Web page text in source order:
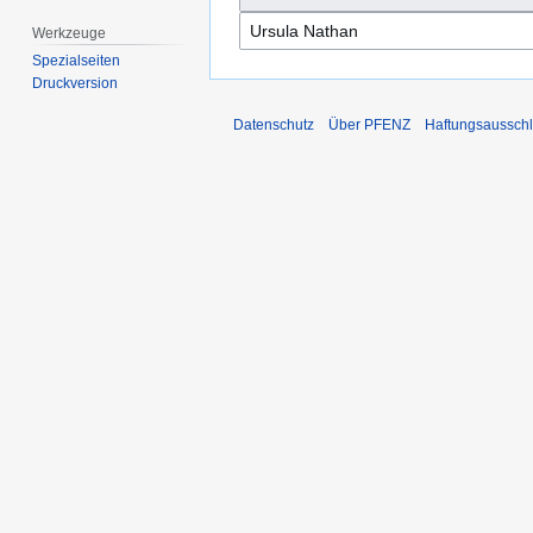
Werkzeuge
Spezialseiten
Druckversion
Datenschutz Über PFENZ